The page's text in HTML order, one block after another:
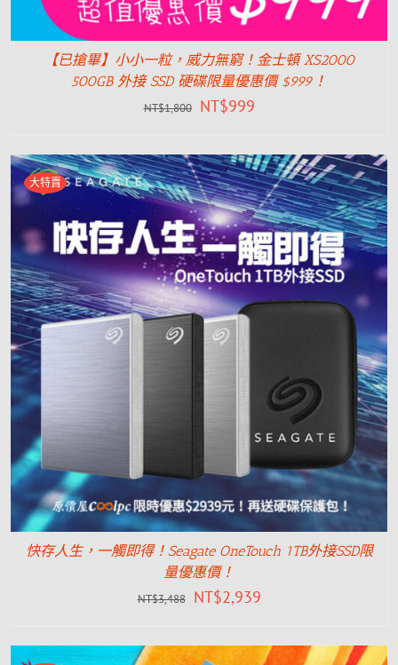
【已搶畢】小小一粒，威力無窮！金士頓 XS2000
500GB 外接 SSD 硬碟限量優惠價 $999！
NT$1,800 NT$999
大特賣
快存人生，一觸即得！Seagate OneTouch 1TB外接SSD限
量優惠價！
NT$3,488 NT$2,939